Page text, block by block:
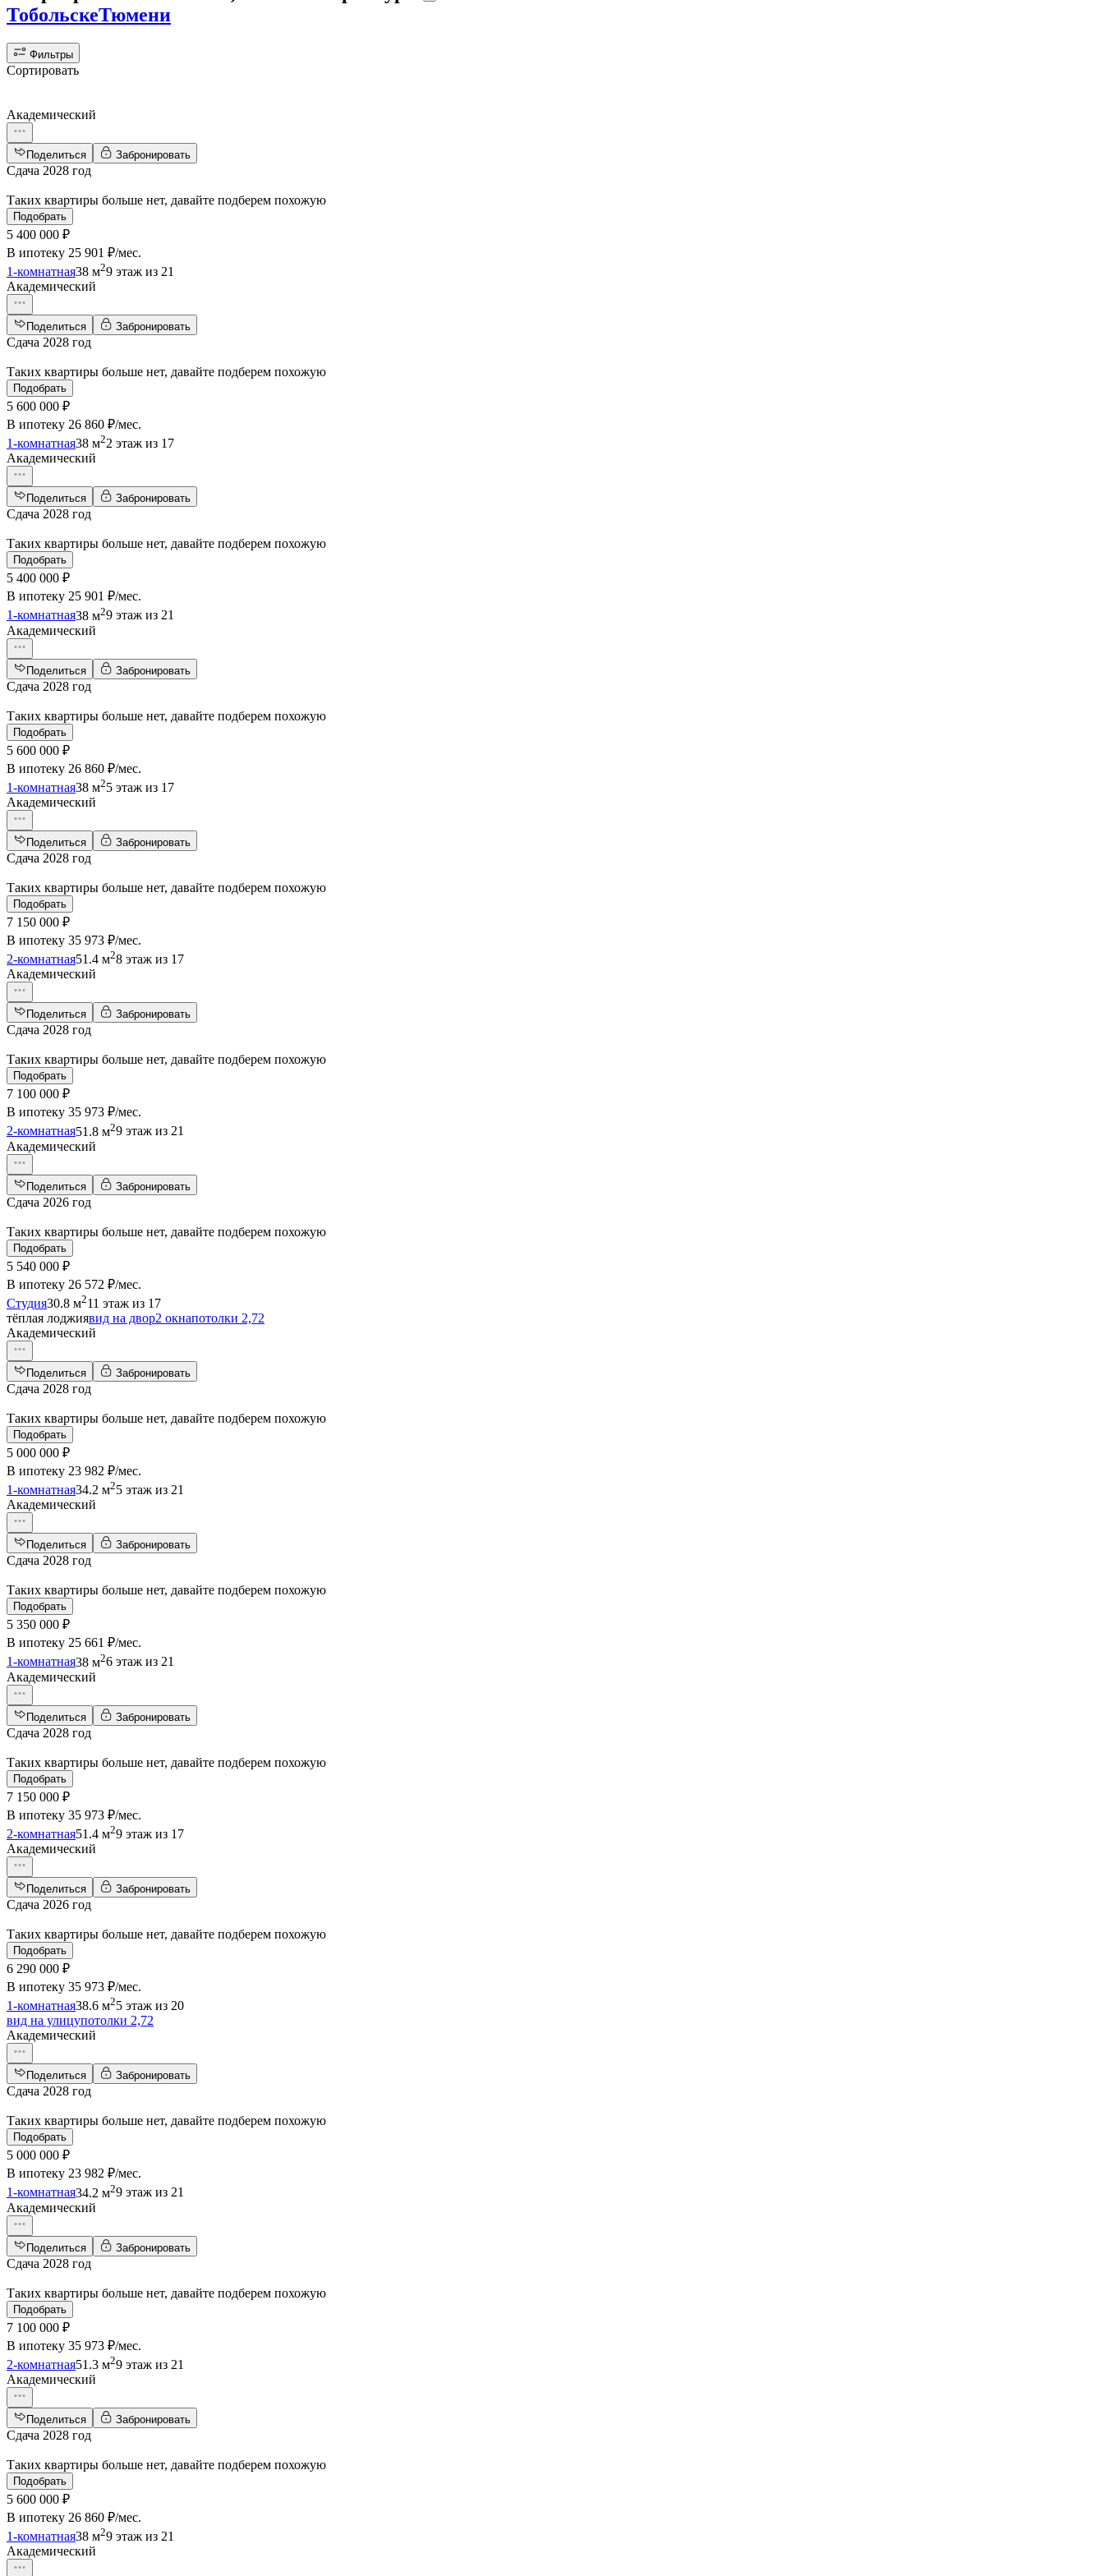
ТобольскеТюмени
Фильтры
Сортировать
Академический
Поделиться Забронировать
Сдача 2028 год
Таких квартиры больше нет, давайте подберем похожую
Подобрать
5 400 000 ₽
В ипотеку 25 901 ₽/мес.
1-комнатная38 м29 этаж из 21
Академический
Поделиться Забронировать
Сдача 2028 год
Таких квартиры больше нет, давайте подберем похожую
Подобрать
5 600 000 ₽
В ипотеку 26 860 ₽/мес.
1-комнатная38 м22 этаж из 17
Академический
Поделиться Забронировать
Сдача 2028 год
Таких квартиры больше нет, давайте подберем похожую
Подобрать
5 400 000 ₽
В ипотеку 25 901 ₽/мес.
1-комнатная38 м29 этаж из 21
Академический
Поделиться Забронировать
Сдача 2028 год
Таких квартиры больше нет, давайте подберем похожую
Подобрать
5 600 000 ₽
В ипотеку 26 860 ₽/мес.
1-комнатная38 м25 этаж из 17
Академический
Поделиться Забронировать
Сдача 2028 год
Таких квартиры больше нет, давайте подберем похожую
Подобрать
7 150 000 ₽
В ипотеку 35 973 ₽/мес.
2-комнатная51.4 м28 этаж из 17
Академический
Поделиться Забронировать
Сдача 2028 год
Таких квартиры больше нет, давайте подберем похожую
Подобрать
7 100 000 ₽
В ипотеку 35 973 ₽/мес.
2-комнатная51.8 м29 этаж из 21
Академический
Поделиться Забронировать
Сдача 2026 год
Таких квартиры больше нет, давайте подберем похожую
Подобрать
5 540 000 ₽
В ипотеку 26 572 ₽/мес.
Студия30.8 м211 этаж из 17
тёплая лоджиявид на двор2 окнапотолки 2,72
Академический
Поделиться Забронировать
Сдача 2028 год
Таких квартиры больше нет, давайте подберем похожую
Подобрать
5 000 000 ₽
В ипотеку 23 982 ₽/мес.
1-комнатная34.2 м25 этаж из 21
Академический
Поделиться Забронировать
Сдача 2028 год
Таких квартиры больше нет, давайте подберем похожую
Подобрать
5 350 000 ₽
В ипотеку 25 661 ₽/мес.
1-комнатная38 м26 этаж из 21
Академический
Поделиться Забронировать
Сдача 2028 год
Таких квартиры больше нет, давайте подберем похожую
Подобрать
7 150 000 ₽
В ипотеку 35 973 ₽/мес.
2-комнатная51.4 м29 этаж из 17
Академический
Поделиться Забронировать
Сдача 2026 год
Таких квартиры больше нет, давайте подберем похожую
Подобрать
6 290 000 ₽
В ипотеку 35 973 ₽/мес.
1-комнатная38.6 м25 этаж из 20
вид на улицупотолки 2,72
Академический
Поделиться Забронировать
Сдача 2028 год
Таких квартиры больше нет, давайте подберем похожую
Подобрать
5 000 000 ₽
В ипотеку 23 982 ₽/мес.
1-комнатная34.2 м29 этаж из 21
Академический
Поделиться Забронировать
Сдача 2028 год
Таких квартиры больше нет, давайте подберем похожую
Подобрать
7 100 000 ₽
В ипотеку 35 973 ₽/мес.
2-комнатная51.3 м29 этаж из 21
Академический
Поделиться Забронировать
Сдача 2028 год
Таких квартиры больше нет, давайте подберем похожую
Подобрать
5 600 000 ₽
В ипотеку 26 860 ₽/мес.
1-комнатная38 м29 этаж из 21
Академический